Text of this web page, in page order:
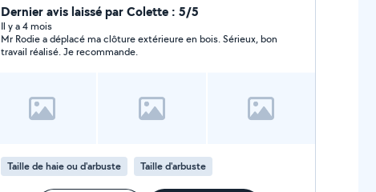
intérieure extérieure Ferronnerie ,volets, muret,
Entretien d'espaces verts Élagage, abattage ,etetage
,tout arbre dangereux, taille de haies débroussaillage
tonte de pelouse ,pose de clôture tout entretien
Dernier avis laissé par Colette : 5/5
Il y a 4 mois
Mr Rodie a déplacé ma clôture extérieure en bois. Sérieux, bon
travail réalisé. Je recommande.
Taille de haie ou d'arbuste Taille d'arbuste